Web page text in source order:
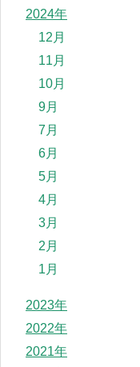
2024年
12月
11月
10月
9月
7月
6月
5月
4月
3月
2月
1月
2023年
2022年
2021年